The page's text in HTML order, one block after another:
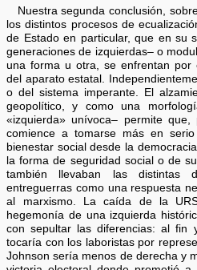
Nuestra segunda conclusión,
los distintos procesos de
de Estado en particular, que en su
generaciones de izquierdas– o
una forma u otra, se enfrentan por
del aparato estatal.
o del sistema imperante. El
geopolítico, y como una
«izquierda» unívoca– permite
comience a tomarse más en
bienestar social desde la
la forma de seguridad social o de
también llevaban las distintas
entreguerras como una respuesta
al marxismo. La caída de la
hegemonía de una izquierda
con sepultar las diferencias: al fin
tocaría con los laboristas por
Johnson sería menos de derecha y